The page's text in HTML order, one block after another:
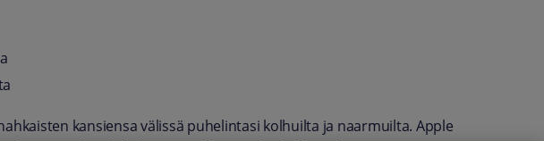
kansiensa välissä puhelintasi kolhuilta ja naarmuilta. Apple